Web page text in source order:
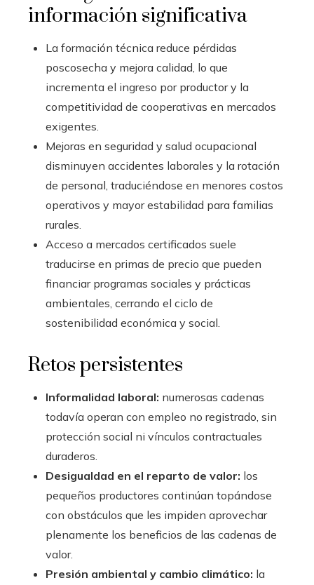
información significativa
La formación técnica reduce pérdidas
poscosecha y mejora calidad, lo que
incrementa el ingreso por productor y la
competitividad de cooperativas en mercados
exigentes.
Mejoras en seguridad y salud ocupacional
disminuyen accidentes laborales y la rotación
de personal, traduciéndose en menores costos
operativos y mayor estabilidad para familias
rurales.
Acceso a mercados certificados suele
traducirse en primas de precio que pueden
financiar programas sociales y prácticas
ambientales, cerrando el ciclo de
sostenibilidad económica y social.
Retos persistentes
Informalidad laboral: numerosas cadenas
todavía operan con empleo no registrado, sin
protección social ni vínculos contractuales
duraderos.
Desigualdad en el reparto de valor: los
pequeños productores continúan topándose
con obstáculos que les impiden aprovechar
plenamente los beneficios de las cadenas de
valor.
Presión ambiental y cambio climático: la